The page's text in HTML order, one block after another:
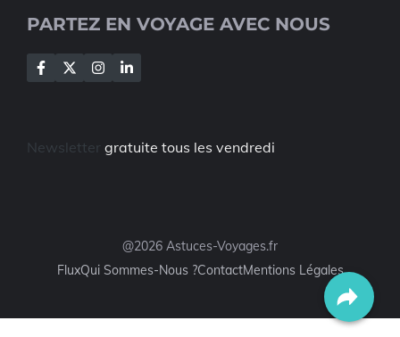
PARTEZ EN VOYAGE AVEC NOUS
Newsletter gratuite tous les vendredi
@2026 Astuces-Voyages.fr
FluxQui Sommes-Nous ?ContactMentions Légales